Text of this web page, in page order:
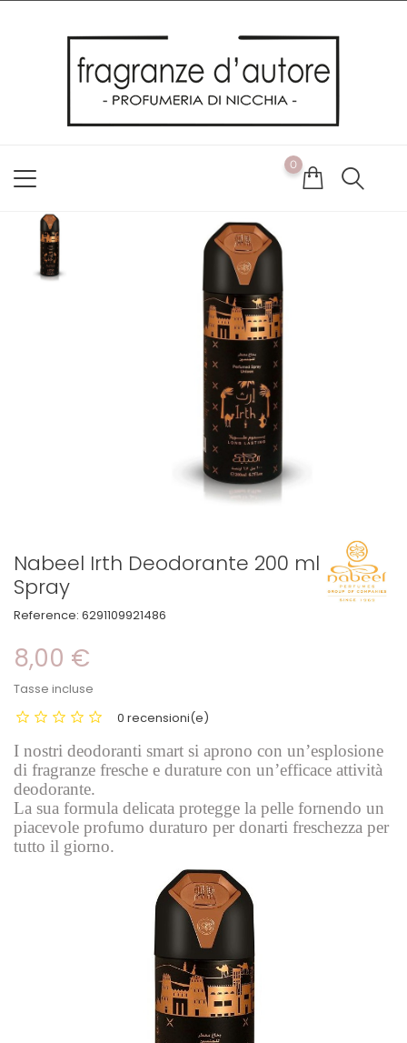
Utilizziamo i cookie per offrirti la migliore esperienza possibile
sul nostro sito web. Cliccando su OK, acconsenti alla nostra
politica sui cookie. Se desideri modificare le tue preferenze sui
cookie, puoi farlo
0
Nabeel Irth Deodorante 200 ml
Spray
Reference: 6291109921486
8,00 €
Tasse incluse
0 recensioni(e)
I nostri deodoranti smart si aprono con un’esplosione
di fragranze fresche e durature con un’efficace attività
deodorante.
La sua formula delicata protegge la pelle fornendo un
piacevole profumo duraturo per donarti freschezza per
tutto il giorno.